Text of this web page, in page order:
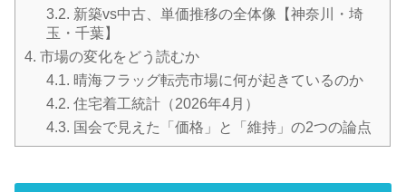
3.2. 新築vs中古、単価推移の全体像【神奈川・埼
玉・千葉】
4. 市場の変化をどう読むか
4.1. 晴海フラッグ転売市場に何が起きているのか
4.2. 住宅着工統計（2026年4月）
4.3. 国会で見えた「価格」と「維持」の2つの論点